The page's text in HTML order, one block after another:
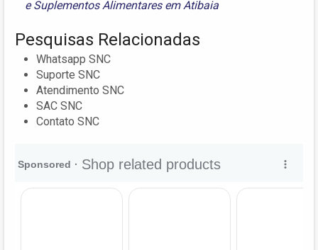
eSuplementos Alimentares em Atibaia
Pesquisas Relacionadas
Whatsapp SNC
Suporte SNC
Atendimento SNC
SAC SNC
Contato SNC